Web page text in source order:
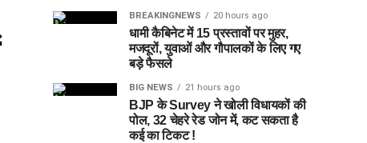
BREAKINGNEWS 20 hours ago
धामी कैबिनेट में 15 प्रस्तावों पर मुहर,
मजदूरों, युवाओं और गौपालकों के लिए गए
बड़े फैसले
BIG NEWS 21 hours ago
BJP के Survey ने खोली विधायकों की
पोल, 32 चेहरे रेड जोन में, कट सकता है
कई का टिकट !